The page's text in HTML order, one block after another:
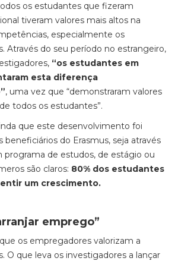
os estudantes que fizeram
tiveram valores mais altos na
especialmente os
Através do seu período no estrangeiro,
“os estudantes em
esta diferença
, uma vez que “demonstraram valores
todos os estudantes”.
que este desenvolvimento foi
do Erasmus, seja através
programa de estudos, de estágio ou
são claros: 80% dos estudantes
um crescimento.
emprego”
os empregadores valorizam a
O que leva os investigadores a lançar